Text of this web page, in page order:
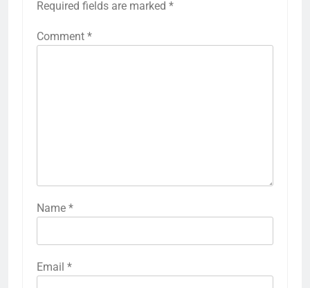
Required fields are marked *
Comment *
Name *
Email *